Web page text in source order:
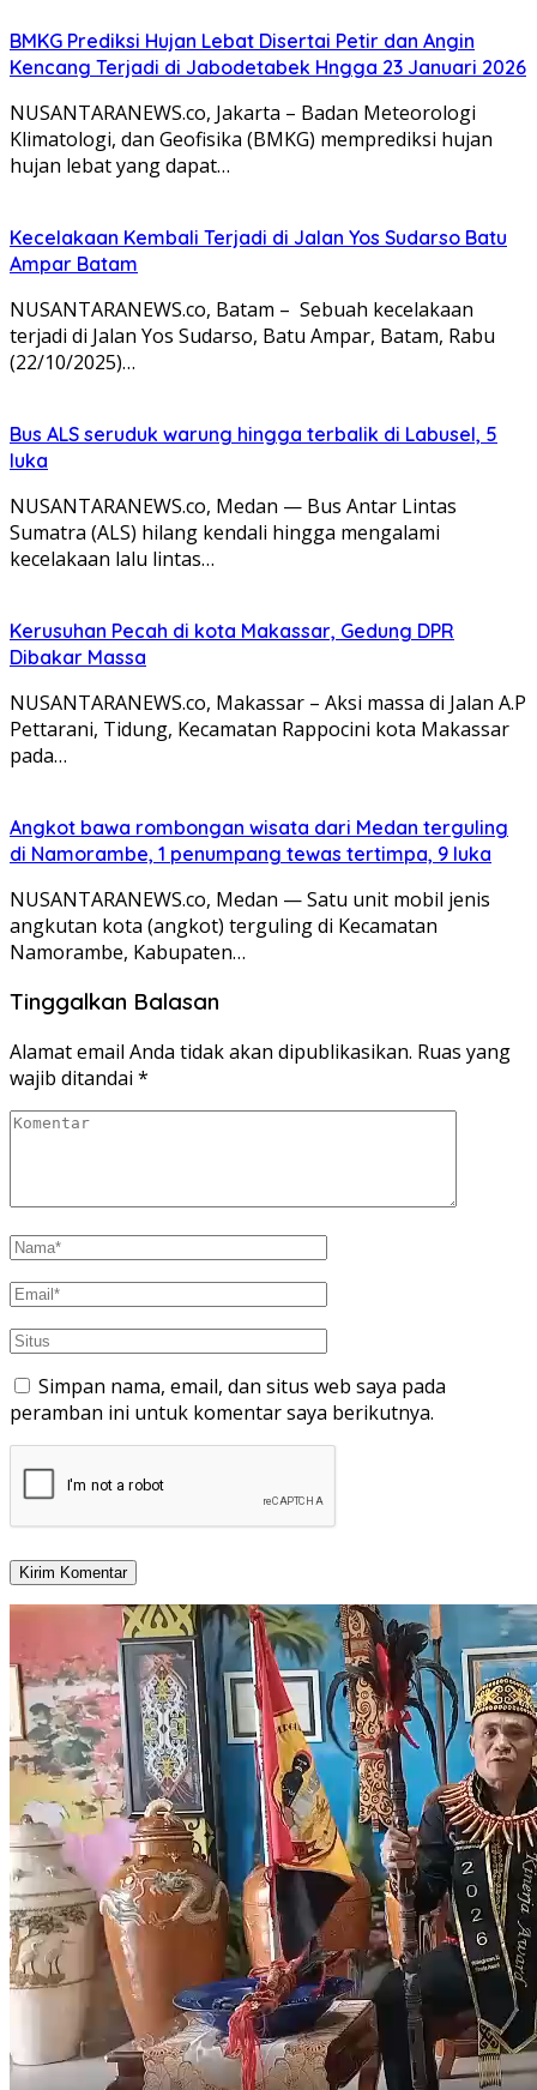
BMKG Prediksi Hujan Lebat Disertai Petir dan Angin
Kencang Terjadi di Jabodetabek Hngga 23 Januari 2026
NUSANTARANEWS.co, Jakarta – Badan Meteorologi
Klimatologi, dan Geofisika (BMKG) memprediksi hujan
hujan lebat yang dapat…
Kecelakaan Kembali Terjadi di Jalan Yos Sudarso Batu
Ampar Batam
NUSANTARANEWS.co, Batam – Sebuah kecelakaan
terjadi di Jalan Yos Sudarso, Batu Ampar, Batam, Rabu
(22/10/2025)…
Bus ALS seruduk warung hingga terbalik di Labusel, 5
luka
NUSANTARANEWS.co, Medan — Bus Antar Lintas
Sumatra (ALS) hilang kendali hingga mengalami
kecelakaan lalu lintas…
Kerusuhan Pecah di kota Makassar, Gedung DPR
Dibakar Massa
NUSANTARANEWS.co, Makassar – Aksi massa di Jalan A.P
Pettarani, Tidung, Kecamatan Rappocini kota Makassar
pada…
Angkot bawa rombongan wisata dari Medan terguling
di Namorambe, 1 penumpang tewas tertimpa, 9 luka
NUSANTARANEWS.co, Medan — Satu unit mobil jenis
angkutan kota (angkot) terguling di Kecamatan
Namorambe, Kabupaten…
Tinggalkan Balasan
Alamat email Anda tidak akan dipublikasikan. Ruas yang
wajib ditandai *
Simpan nama, email, dan situs web saya pada
peramban ini untuk komentar saya berikutnya.